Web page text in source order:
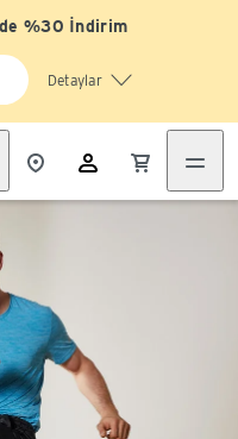
%30 İndirim
Detaylar